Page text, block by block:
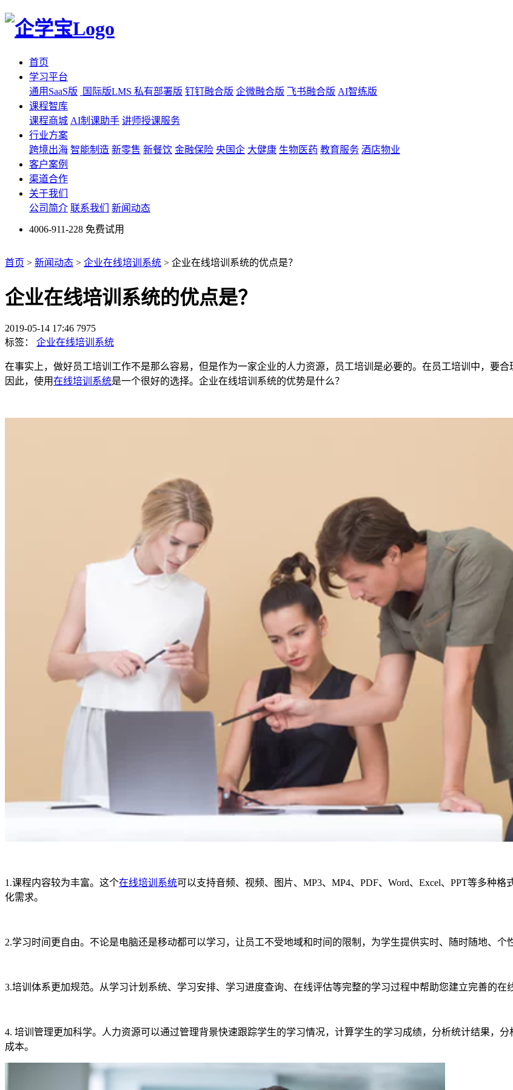
首页
学习平台
通用SaaS版
国际版LMS 私有部署版 钉钉融合版 企微融合版 飞书融合版 AI智练版
课程智库
课程商城 AI制课助手 讲师授课服务
行业方案
跨境出海 智能制造 新零售 新餐饮 金融保险 央国企 大健康 生物医药 教育服务 酒店物业
客户案例
渠道合作
关于我们
公司简介 联系我们 新闻动态
4006-911-228 免费试用
首页 > 新闻动态 > 企业在线培训系统 > 企业在线培训系统的优点是？
企业在线培训系统的优点是？
2019-05-14 17:46 7975
标签：
企业在线培训系统
在事实上，做好员工培训工作不是那么容易，但是作为一家企业的人力资源，员工培训是必要的。在员工培训中，要
因此，使用在线培训系统是一个很好的选择。企业在线培训系统的优势是什么？
1.课程内容较为丰富。这个在线培训系统可以支持音频、视频、图片、 MP3、 MP4、 PDF、 Word、 Excel、 PPT等多种格
化需求。
2.学习时间更自由。不论是电脑还是移动都可以学习，让员工不受地域和时间的限制，为学生提供实时、随时随地、个
3.培训体系更加规范。从学习计划系统、学习安排、学习进度查询、在线评估等完整的学习过程中帮助您建立完善的在
4. 培训管理更加科学。人力资源可以通过管理背景快速跟踪学生的学习情况，计算学生的学习成绩，分析统计结果，
成本。